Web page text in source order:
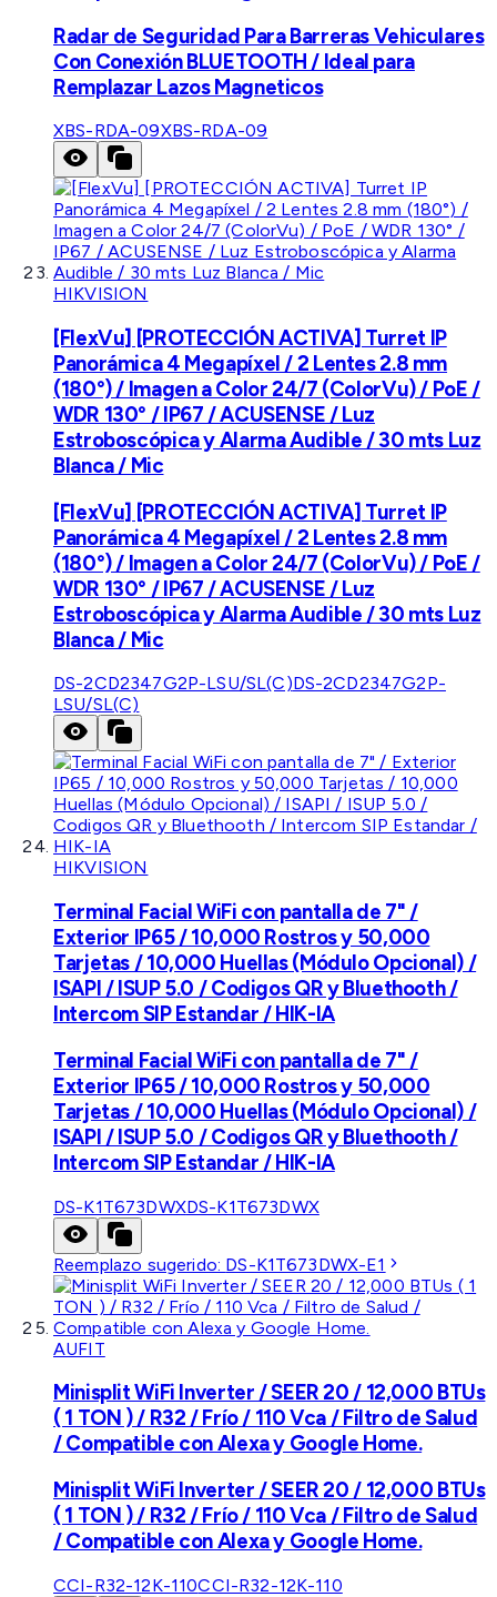
Radar de Seguridad Para Barreras Vehiculares
Con Conexión BLUETOOTH / Ideal para
Remplazar Lazos Magneticos
XBS-RDA-09XBS-RDA-09
HIKVISION
[FlexVu] [PROTECCIÓN ACTIVA] Turret IP
Panorámica 4 Megapíxel / 2 Lentes 2.8 mm
(180°) / Imagen a Color 24/7 (ColorVu) / PoE /
WDR 130° / IP67 / ACUSENSE / Luz
Estroboscópica y Alarma Audible / 30 mts Luz
Blanca / Mic
[FlexVu] [PROTECCIÓN ACTIVA] Turret IP
Panorámica 4 Megapíxel / 2 Lentes 2.8 mm
(180°) / Imagen a Color 24/7 (ColorVu) / PoE /
WDR 130° / IP67 / ACUSENSE / Luz
Estroboscópica y Alarma Audible / 30 mts Luz
Blanca / Mic
DS-2CD2347G2P-LSU/SL(C)DS-2CD2347G2P-
LSU/SL(C)
HIKVISION
Terminal Facial WiFi con pantalla de 7" /
Exterior IP65 / 10,000 Rostros y 50,000
Tarjetas / 10,000 Huellas (Módulo Opcional) /
ISAPI / ISUP 5.0 / Codigos QR y Bluethooth /
Intercom SIP Estandar / HIK-IA
Terminal Facial WiFi con pantalla de 7" /
Exterior IP65 / 10,000 Rostros y 50,000
Tarjetas / 10,000 Huellas (Módulo Opcional) /
ISAPI / ISUP 5.0 / Codigos QR y Bluethooth /
Intercom SIP Estandar / HIK-IA
DS-K1T673DWXDS-K1T673DWX
Reemplazo sugerido: DS-K1T673DWX-E1
AUFIT
Minisplit WiFi Inverter / SEER 20 / 12,000 BTUs
( 1 TON ) / R32 / Frío / 110 Vca / Filtro de Salud
/ Compatible con Alexa y Google Home.
Minisplit WiFi Inverter / SEER 20 / 12,000 BTUs
( 1 TON ) / R32 / Frío / 110 Vca / Filtro de Salud
/ Compatible con Alexa y Google Home.
CCI-R32-12K-110CCI-R32-12K-110